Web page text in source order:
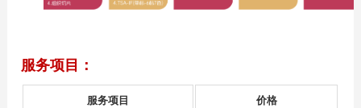
服务项目：
服务项目 价格